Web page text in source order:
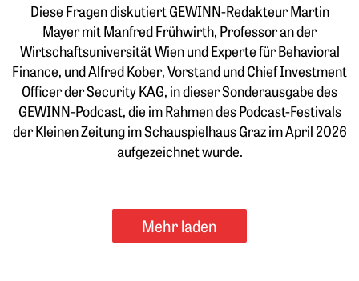
Diese Fragen diskutiert GEWINN-Redakteur Martin
Mayer mit Manfred Frühwirth, Professor an der
Wirtschaftsuniversität Wien und Experte für Behavioral
Finance, und Alfred Kober, Vorstand und Chief Investment
Officer der Security KAG, in dieser Sonderausgabe des
GEWINN-Podcast, die im Rahmen des Podcast-Festivals
der Kleinen Zeitung im Schauspielhaus Graz im April 2026
aufgezeichnet wurde.
Mehr laden